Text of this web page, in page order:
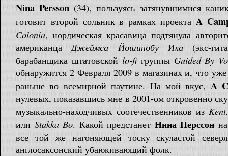
Nina Persson (34), пользуясь затянувшимися
готовит второй сольник в рамках проекта A
Colonia, нордическая красавица подтянула
американцаДжеймса Йошинобу Иха(экс-
барабанщика штатовскойlo-fi группы Guided By
обнаружится 2 Февраля 2009 в магазинах и, что
раньше во всемирной паутине. На мой вкус,A
нулевых, показавшись мне в 2001-ом откровенно
музыкально-находчивых соотечественников из
или Stakka Bo. Какой предстанет Нина Перссон
все той же нагоняющей тоску скуластой
англосаксонский убаюкивающий фолк.